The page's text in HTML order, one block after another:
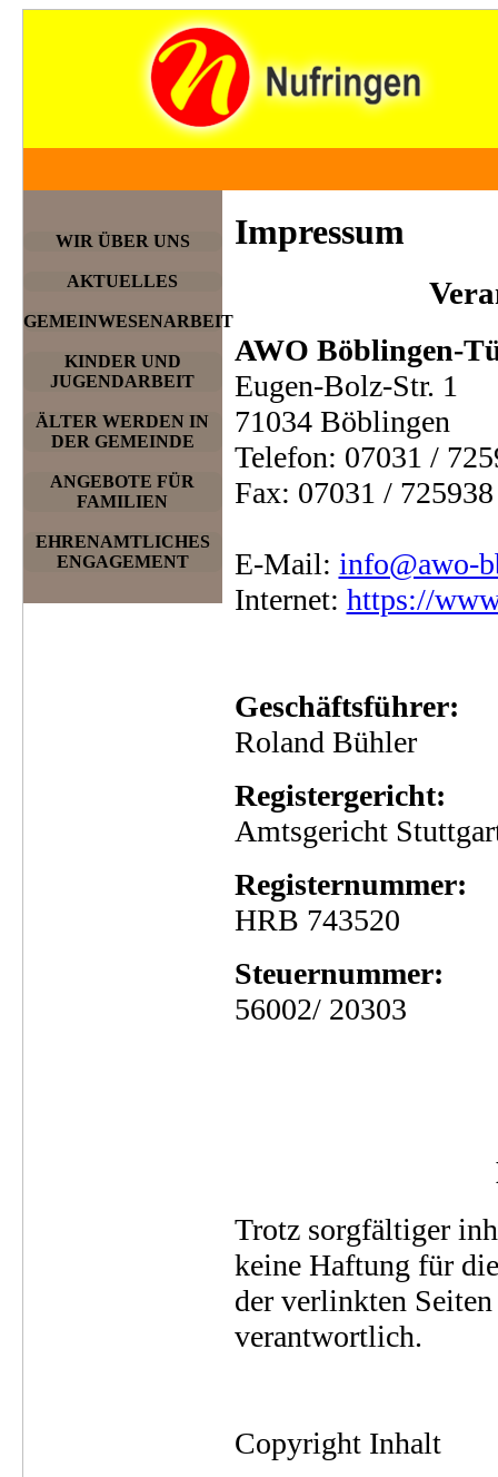
WIR ÜBER UNS
AKTUELLES
GEMEINWESENARBEIT
KINDER UND
JUGENDARBEIT
ÄLTER WERDEN IN
DER GEMEINDE
ANGEBOTE FÜR
FAMILIEN
EHRENAMTLICHES
ENGAGEMENT
Impressum
AWO Böblingen-
Eugen-Bolz-Str. 1
71034 Böblingen
Telefon: 07031 /
Fax: 07031 / 725938
E-Mail: info@awo-
Internet: https://
Geschäftsführer:
Roland Bühler
Registergericht:
Amtsgericht
Registernummer:
HRB 743520
Steuernummer:
56002/ 20303
Trotz sorgfältiger
keine Haftung für
der verlinkten
verantwortlich.
Copyright Inhalt